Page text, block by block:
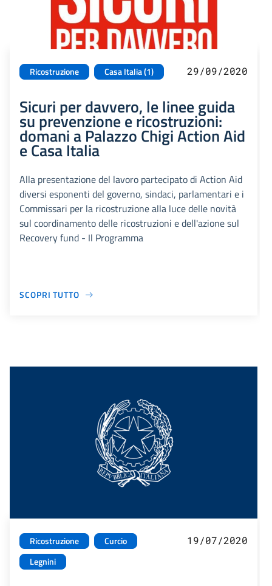
Ricostruzione Casa Italia (1) 29/09/2020
Sicuri per davvero, le linee guida
su prevenzione e ricostruzioni:
domani a Palazzo Chigi Action Aid
e Casa Italia
Alla presentazione del lavoro partecipato di Action Aid
diversi esponenti del governo, sindaci, parlamentari e i
Commissari per la ricostruzione alla luce delle novità
sul coordinamento delle ricostruzioni e dell'azione sul
Recovery fund - Il Programma
SCOPRI TUTTO
Ricostruzione
Curcio
Legnini
19/07/2020